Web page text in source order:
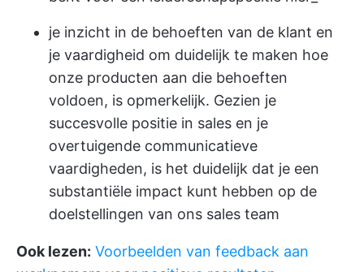
je inzicht in de behoeften van de klant en
je vaardigheid om duidelijk te maken hoe
onze producten aan die behoeften
voldoen, is opmerkelijk. Gezien je
succesvolle positie in sales en je
overtuigende communicatieve
vaardigheden, is het duidelijk dat je een
substantiële impact kunt hebben op de
doelstellingen van ons sales team
Ook lezen: Voorbeelden van feedback aan